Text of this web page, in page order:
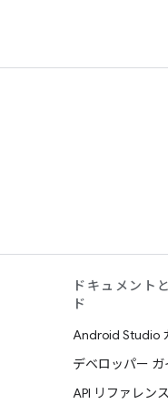
ドキュメント
ド
Android Studio
デベロッパー ガ
API リファレンス